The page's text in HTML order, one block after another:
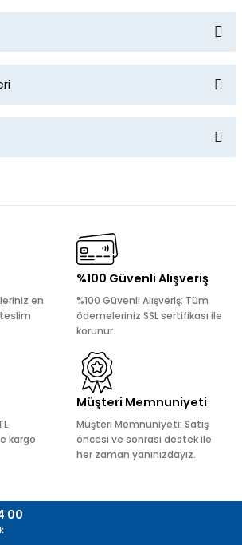
iletebilirsiniz.
teşekkür ederiz.
bozuk veya görüntülenemiyor.
bulunuyor.
daha pahalı.
alternatifler olmalı.
en
teslim
%100 Güvenli Alışveriş
%100 Güvenli Alışveriş: Tüm
ödemeleriniz SSL sertifikası ile
korunur.
kargo
Müşteri Memnuniyeti
Müşteri Memnuniyeti: Satış
öncesi ve sonrası destek ile
her zaman yanınızdayız.
00